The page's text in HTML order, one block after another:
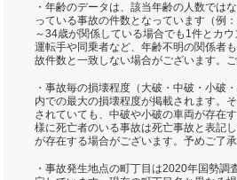
・年齢のデータは、該当年齢の人数では
っている事故の件数となっています（例
～34歳が関係している場合でも1件とカ
運転手や同乗者など、年齢不明の関係者
故件数と一致しない場合がございます。ご
・事故毎の損壊程度（大破・中破・小破
内での最大の損壊程度が掲載されます。
されていても、中破や小破の車両が存在
様に死亡者のいる事故は死亡事故と表記
が存在する場合がございます。予めご了承
・事故発生地点の町丁目は2020年国勢調